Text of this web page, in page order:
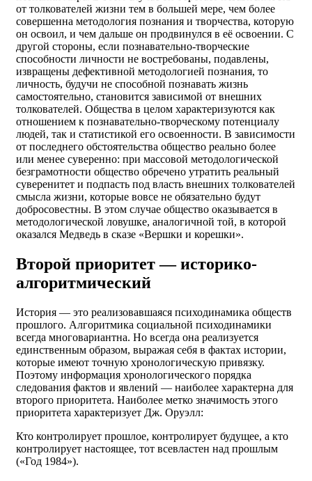
от толкователей жизни тем в большей мере, чем более
совершенна методология познания и творчества, которую
он освоил, и чем дальше он продвинулся в её освоении. С
другой стороны, если познавательно-творческие
способности личности не востребованы, подавлены,
извращены дефективной методологией познания, то
личность, будучи не способной познавать жизнь
самостоятельно, становится зависимой от внешних
толкователей. Общества в целом характеризуются как
отношением к познавательно-творческому потенциалу
людей, так и статистикой его освоенности. В зависимости
от последнего обстоятельства общество реально более
или менее суверенно: при массовой методологической
безграмотности общество обречено утратить реальный
суверенитет и подпасть под власть внешних толкователей
смысла жизни, которые вовсе не обязательно будут
добросовестны. В этом случае общество оказывается в
методологической ловушке, аналогичной той, в которой
оказался Медведь в сказе «Вершки и корешки».
Второй приоритет — историко-
алгоритмический
История — это реализовавшаяся психодинамика обществ
прошлого. Алгоритмика социальной психодинамики
всегда многовариантна. Но всегда она реализуется
единственным образом, выражая себя в фактах истории,
которые имеют точную хронологическую привязку.
Поэтому информация хронологического порядка
следования фактов и явлений — наиболее характерна для
второго приоритета. Наиболее метко значимость этого
приоритета характеризует Дж. Оруэлл:
Кто контролирует прошлое, контролирует будущее, а кто
контролирует настоящее, тот всевластен над прошлым
(«Год 1984»).